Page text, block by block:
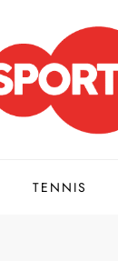
TENNIS